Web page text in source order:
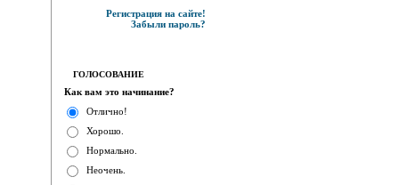
Регистрация на сайте!
Забыли пароль?
ГОЛОСОВАНИЕ
Как вам это начинание?
Отлично!
Хорошо.
Нормально.
Неочень.